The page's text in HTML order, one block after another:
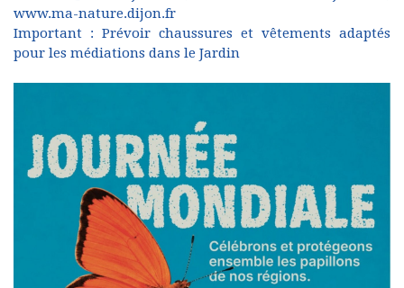
www.ma-nature.dijon.fr
Important : Prévoir chaussures et vêtements adaptés
pour les médiations dans le Jardin